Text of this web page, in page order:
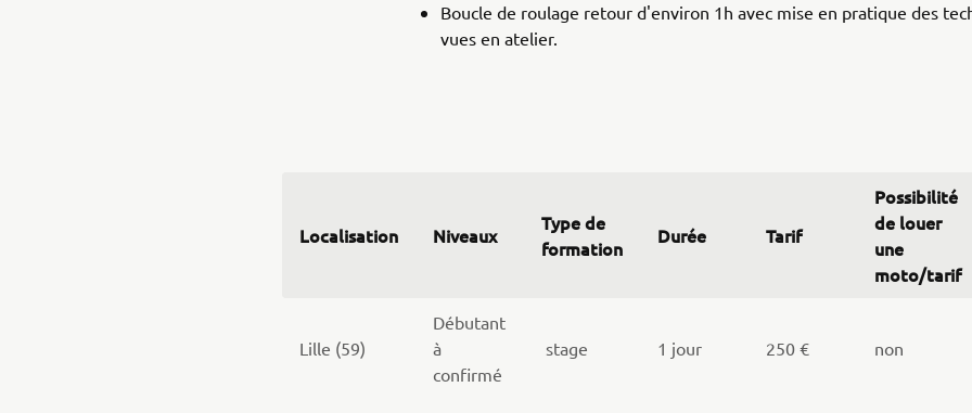
Boucle de roulage retour d'environ 1h avec mise en pratique des
vues en atelier.
Localisation Niveaux
Type de
formation
Durée Tarif
Possibilité
de louer
une
moto/tarif
Lille (59)
Débutant
à
confirmé
stage 1 jour 250 € non